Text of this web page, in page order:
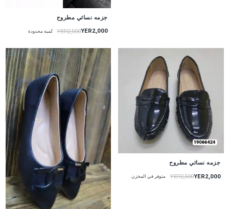
جزمه نسائي مطروح
YER2,000
YER2,500 كمية محدودة
جزمه نسائي مطروح
YER2,000
YER2,500 متوفر في المخزن